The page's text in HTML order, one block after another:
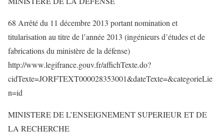
68 Arrêté du 11 décembre 2013 portant nomination et
titularisation au titre de l’année 2013 (ingénieurs d’études et de
fabrications du ministère de la défense)
http://www.legifrance.gouv.fr/affichTexte.do?
cidTexte=JORFTEXT000028353001&dateTexte=&categorieLie
n=id
MINISTERE DE L’ENSEIGNEMENT SUPERIEUR ET DE
LA RECHERCHE